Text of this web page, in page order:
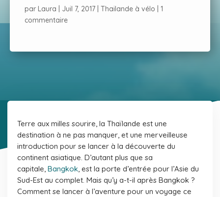
par Laura Juil 7, 2017 Thailande à vélo
1
commentaire
Terre aux milles sourire, la Thaïlande est une
destination à ne pas manquer, et une merveilleuse
introduction pour se lancer à la découverte du
continent asiatique. D’autant plus que sa
capitale, Bangkok, est la porte d’entrée pour l’Asie du
Sud-Est au complet. Mais qu’y a-t-il après Bangkok ?
Comment se lancer à l’aventure pour un voyage ce